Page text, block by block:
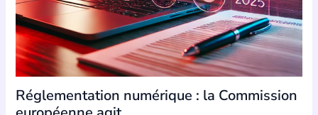
Réglementation numérique : la Commission